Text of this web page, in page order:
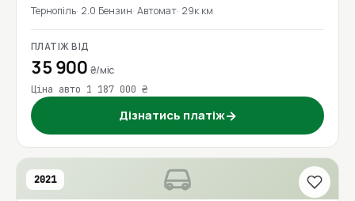
Тернопіль 2.0 Бензин Автомат 29к км
ПЛАТІЖ ВІД
35 900 ₴/міс
Ціна авто 1 187 000 ₴
Дізнатись платіж→
2021